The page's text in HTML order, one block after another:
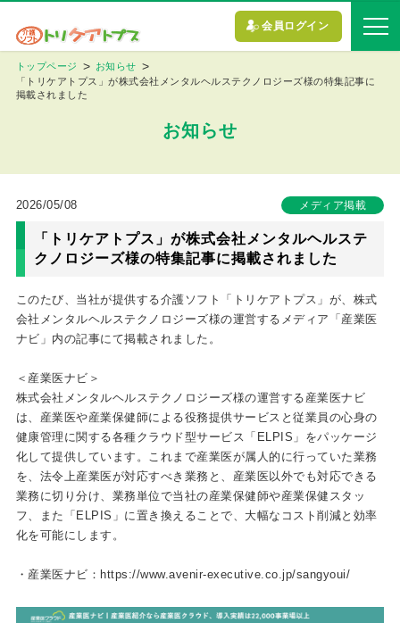
会員ログイン
トップページ
お知らせ
「トリケアトプス」が株式会社メンタルヘルステクノロジーズ様の特集記事に
掲載されました
お知らせ
2026/05/08 メディア掲載
「トリケアトプス」が株式会社メンタルヘルステ
クノロジーズ様の特集記事に掲載されました
このたび、当社が提供する介護ソフト「トリケアトプス」が、株式
会社メンタルヘルステクノロジーズ様の運営するメディア「産業医
ナビ」内の記事にて掲載されました。
＜産業医ナビ＞
株式会社メンタルヘルステクノロジーズ様の運営する産業医ナビ
は、産業医や産業保健師による役務提供サービスと従業員の心身の
健康管理に関する各種クラウド型サービス「ELPIS」をパッケージ
化して提供しています。これまで産業医が属人的に行っていた業務
を、法令上産業医が対応すべき業務と、産業医以外でも対応できる
業務に切り分け、業務単位で当社の産業保健師や産業保健スタッ
フ、また「ELPIS」に置き換えることで、大幅なコスト削減と効率
化を可能にします。
・産業医ナビ：https://www.avenir-executive.co.jp/sangyoui/